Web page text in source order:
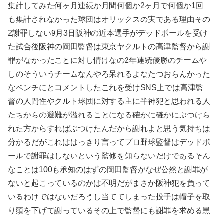
集計してみた何ヶ月連続か月間何個か2ヶ月で何個か1回
も集計されなかった球団はオリックスの実である理由その
2謝罪しない9月3日阪神の近本選手がデッドボールを受け
た試合後阪神の岡田監督は東京ヤクルトの高津監督から謝
罪がなかったことに対し情けなの2年連続優勝のチームや
しのそういうチームなんやろ呆れるよなたつおらんかった
なベンチにとコメントしたこれを受けSNS上では高津監
督の人間性やクルト球団に対する主に半神犯と思われる人
たちからの避難が溢れることになる確かに確かにぶつけら
れた方からすればぶつけたんだから謝れよと思う気持ちは
分かるだがこれははっきり言ってプロ野球監督はデッドボ
ールで謝罪はしないという監修を知らないだけであるそん
なことは100も承知のはずの岡田監督がなぜ公然と謝罪が
ないと起こっているのかは不明だがまさか阪神犯を負って
いるわけではないだろうし当ててしまった投手は帽子を取
り頭を下げて謝っているその上で監督にも謝罪を求める黒